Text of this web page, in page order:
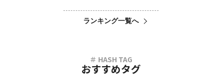
ランキング一覧へ
おすすめタグ